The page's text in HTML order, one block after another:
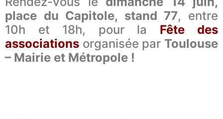
place du Capitole, stand 77, entre
10h et 18h, pour la Fête des
associations organisée par Toulouse
– Mairie et Métropole !